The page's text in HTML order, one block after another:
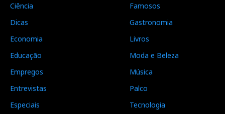
Ciência
Dicas
Economia
Educação
Empregos
Entrevistas
Especiais
Famosos
Gastronomia
Livros
Moda e Beleza
Música
Palco
Tecnologia